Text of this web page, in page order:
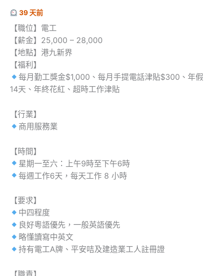
39 天前
【職位】電工
【薪金】25,000 – 28,000
【地點】港九新界
【福利】
每月勤工獎金$1,000、每月手提電話津貼$300、年假
14天、年終花紅、超時工作津貼
【行業】
商用服務業
【時間】
星期一至六：上午9時至下午6時
每週工作6天，每天工作 8 小時
【要求】
中四程度
良好粵語優先，一般英語優先
略懂讀寫中英文
持有電工A牌、平安咭及建造業工人註冊證
【職責】